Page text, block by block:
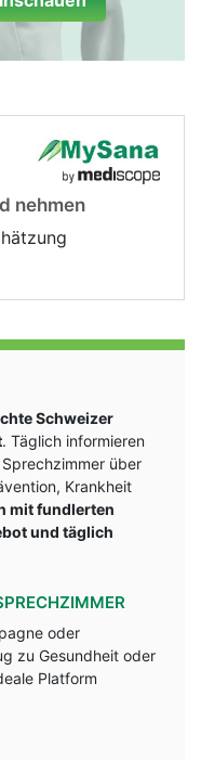
nehmen
Schweizer
. Täglich informieren
über
Krankheit
mit fundlerten
und täglich
oder
zu Gesundheit oder
Platform